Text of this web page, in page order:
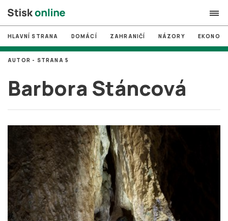
search
# MUNI
# Brno
# volby
PŘIHLÁSIT SE
Zapomněli jste heslo?
Založit nový účet
HLAVNÍ STRANA DOMÁCÍ ZAHRANIČÍ NÁZORY
Barbora Stáncová
AUTOR - STRANA 5